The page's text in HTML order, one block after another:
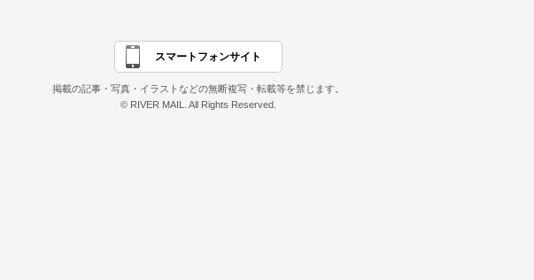
スマートフォンサイト
掲載の記事・写真・イラストなどの無断複写・転載等を禁じます。
© RIVER MAIL. All Rights Reserved.